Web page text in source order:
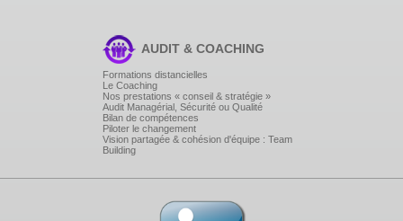
AUDIT & COACHING
Formations distancielles
Le Coaching
Nos prestations « conseil & stratégie »
Audit Managérial, Sécurité ou Qualité
Bilan de compétences
Piloter le changement
Vision partagée & cohésion d'équipe : Team
Building